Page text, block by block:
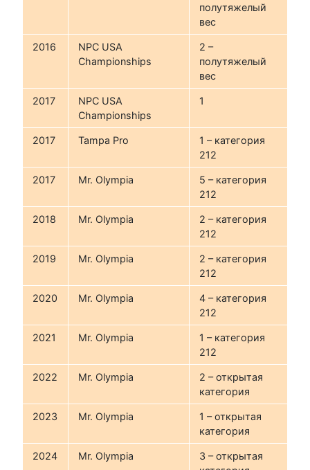
полутяжелый
вес
2016
NPC USA
Championships
2 –
полутяжелый
вес
2017
NPC USA
Championships
1
2017 Tampa Pro
1 – категория
212
2017 Mr. Olympia
5 – категория
212
2018 Mr. Olympia
2 – категория
212
2019 Mr. Olympia
2 – категория
212
2020 Mr. Olympia
4 – категория
212
2021 Mr. Olympia
1 – категория
212
2022 Mr. Olympia
2 – открытая
категория
2023 Mr. Olympia
1 – открытая
категория
2024 Mr. Olympia
3 – открытая